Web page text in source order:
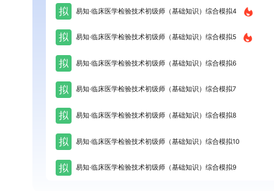
拟 易知·临床医学检验技术初级师（基础知识）综合模拟4
拟 易知·临床医学检验技术初级师（基础知识）综合模拟5
拟 易知·临床医学检验技术初级师（基础知识）综合模拟6
拟 易知·临床医学检验技术初级师（基础知识）综合模拟7
拟 易知·临床医学检验技术初级师（基础知识）综合模拟8
拟 易知·临床医学检验技术初级师（基础知识）综合模拟10
拟 易知·临床医学检验技术初级师（基础知识）综合模拟9